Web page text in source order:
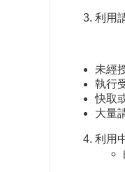
利用
由於這
未經
執行
快取
大量
利用